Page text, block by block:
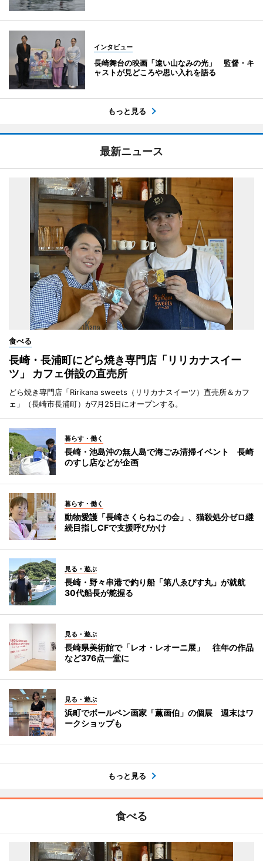
インタビュー
長崎舞台の映画「遠い山なみの光」 監督・キ
ャストが見どころや思い入れを語る
もっと見る
最新ニュース
食べる
長崎・長浦町にどら焼き専門店「リリカナスイー
ツ」 カフェ併設の直売所
どら焼き専門店「Ririkana sweets（リリカナスイーツ）直売所＆カフ
ェ」（長崎市長浦町）が7月25日にオープンする。
暮らす・働く
長崎・池島沖の無人島で海ごみ清掃イベント 長崎
のすし店などが企画
暮らす・働く
動物愛護「長崎さくらねこの会」、猫殺処分ゼロ継
続目指しCFで支援呼びかけ
見る・遊ぶ
長崎・野々串港で釣り船「第八ゑびす丸」が就航
30代船長が舵握る
見る・遊ぶ
長崎県美術館で「レオ・レオーニ展」 往年の作品
など376点一堂に
見る・遊ぶ
浜町でボールペン画家「薫画伯」の個展 週末はワ
ークショップも
もっと見る
食べる